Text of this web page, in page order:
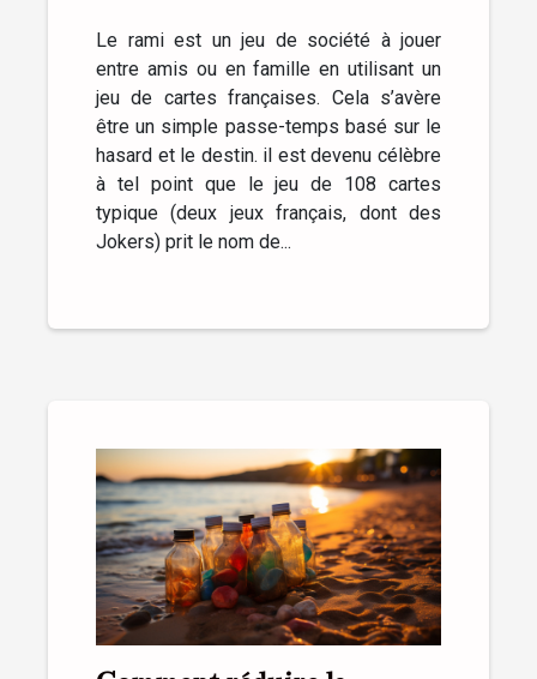
Le rami est un jeu de société à jouer
entre amis ou en famille en utilisant un
jeu de cartes françaises. Cela s’avère
être un simple passe-temps basé sur le
hasard et le destin. il est devenu célèbre
à tel point que le jeu de 108 cartes
typique (deux jeux français, dont des
Jokers) prit le nom de...